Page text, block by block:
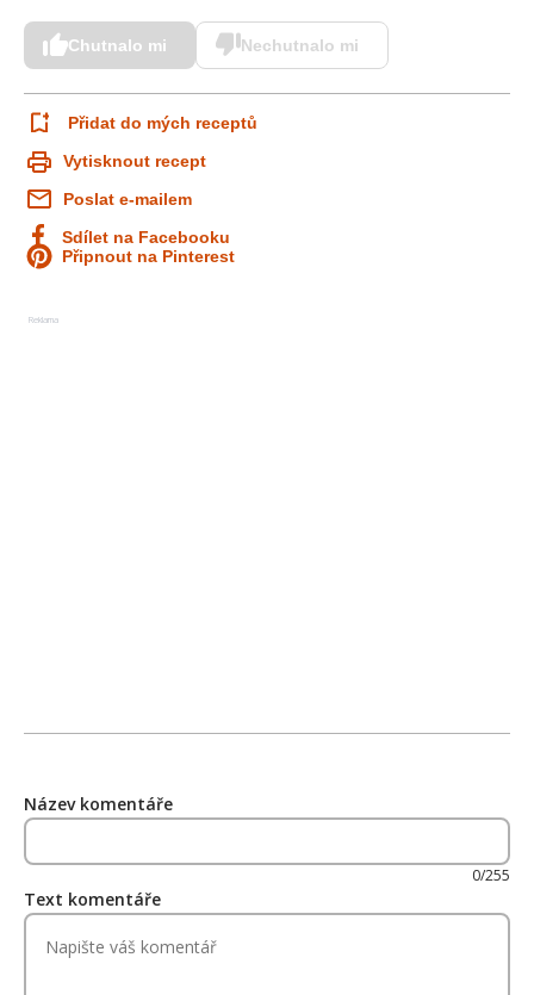
Chutnalo mi Nechutnalo mi
Přidat do mých receptů
Vytisknout recept
Poslat e-mailem
Sdílet na Facebooku
Připnout na Pinterest
Reklama
Název komentáře
0/255
Text komentáře